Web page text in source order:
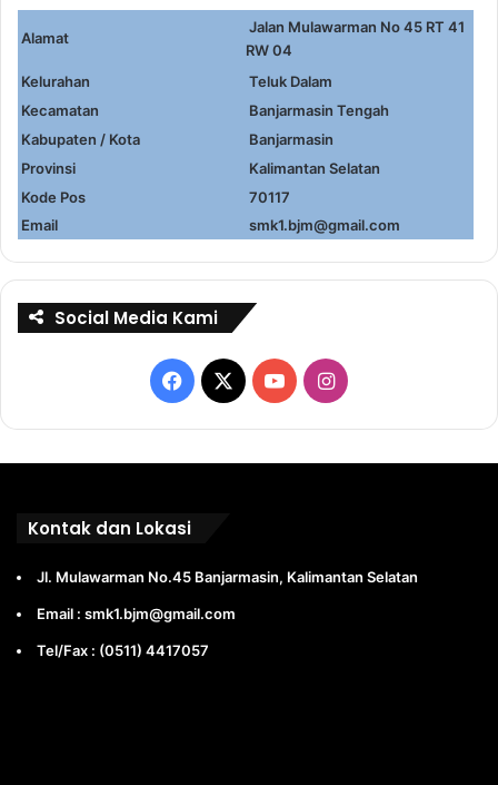
Alamat
Jalan Mulawarman No 45 RT 41
RW 04
Kelurahan
Teluk Dalam
Kecamatan
Banjarmasin Tengah
Kabupaten / Kota
Banjarmasin
Provinsi
Kalimantan Selatan
Kode Pos
70117
Email
smk1.bjm@gmail.com
Social Media Kami
Facebook
X YouTubeInstagram
Kontak dan Lokasi
Jl. Mulawarman No.45 Banjarmasin, Kalimantan Selatan
Email : smk1.bjm@gmail.com
Tel/Fax : (0511) 4417057